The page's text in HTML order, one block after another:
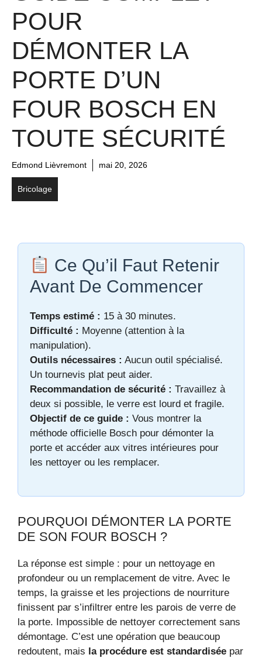
POUR
DÉMONTER LA
PORTE D’UN
FOUR BOSCH EN
TOUTE SÉCURITÉ
Edmond Lièvremont mai 20, 2026
Bricolage
Ce Qu’il Faut Retenir
Avant De Commencer
Temps estimé : 15 à 30 minutes.
Difficulté : Moyenne (attention à la
manipulation).
Outils nécessaires : Aucun outil spécialisé.
Un tournevis plat peut aider.
Recommandation de sécurité : Travaillez à
deux si possible, le verre est lourd et fragile.
Objectif de ce guide : Vous montrer la
méthode officielle Bosch pour démonter la
porte et accéder aux vitres intérieures pour
les nettoyer ou les remplacer.
POURQUOI DÉMONTER LA PORTE
DE SON FOUR BOSCH ?
La réponse est simple : pour un nettoyage en
profondeur ou un remplacement de vitre. Avec le
temps, la graisse et les projections de nourriture
finissent par s’infiltrer entre les parois de verre de
la porte. Impossible de nettoyer correctement sans
démontage. C’est une opération que beaucoup
redoutent, mais la procédure est standardisée par